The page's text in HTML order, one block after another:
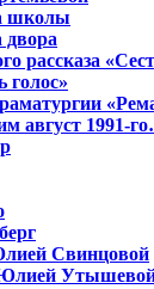
школы
двора
рассказа
голос»
август 1991-
Свинцовой
Юлией